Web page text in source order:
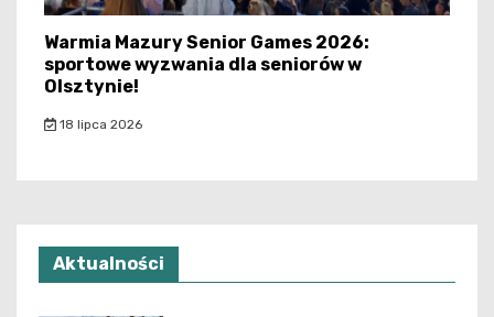
Warmia Mazury Senior Games 2026:
sportowe wyzwania dla seniorów w
Olsztynie!
18 lipca 2026
Aktualności